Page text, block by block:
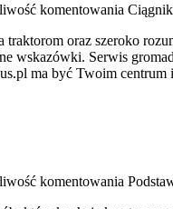
komentowania
traktorom oraz szeroko
wskazówki. Serwis
ma być Twoim
komentowania